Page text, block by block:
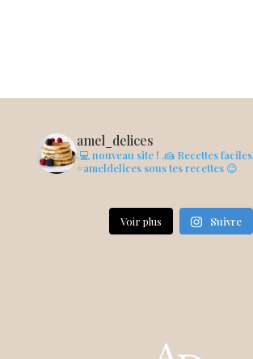
amel_delices
.💻 nouveau site ! .🍰 Recettes faciles
#ameldelices sous tes recettes 😉
Voir plus Suivre